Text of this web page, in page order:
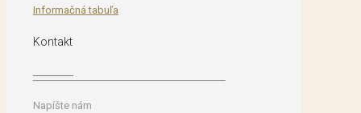
Informačná tabuľa
Kontakt
Napíšte nám